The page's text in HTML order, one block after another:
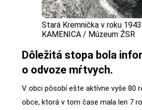
Stará Kremnička v roku
KAMENICA / Múzeum ŽSR
Dôležitá stopa bola
o odvoze mŕtvych.
V obci pôsobí ešte aktívne vyše 80
obce, ktorá v tom čase mala len 7